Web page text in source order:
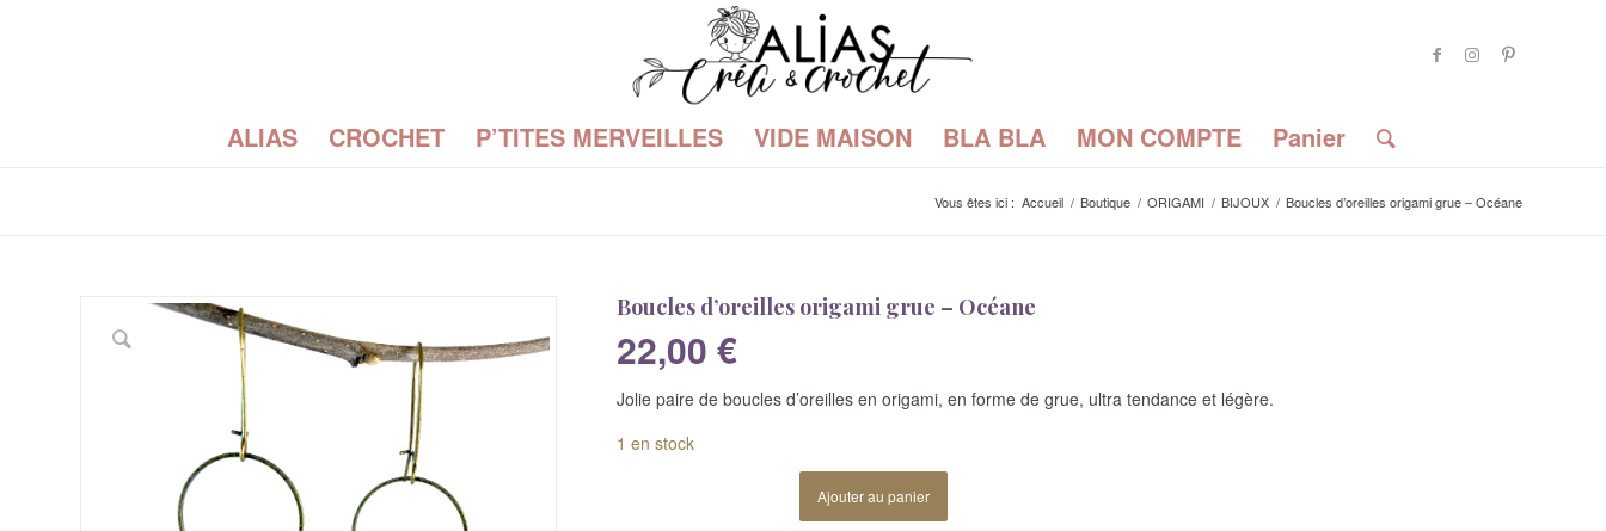
ALIAS CROCHET P’TITES MERVEILLES VIDE MAISON BLA BLA MON COMPTE Panier
Vous êtes ici : Accueil / Boutique / ORIGAMI / BIJOUX / Boucles d’oreilles origami grue – Océane
Boucles d’oreilles origami grue – Océane
22,00€
Jolie paire de boucles d’oreilles en origami, en forme de grue, ultra tendance et légère.
1 en stock
Ajouter au panier